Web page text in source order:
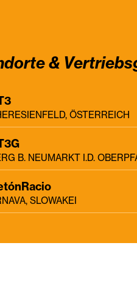
&
ÖSTERREICH
B. NEUMARKT I.D.
SLOWAKEI